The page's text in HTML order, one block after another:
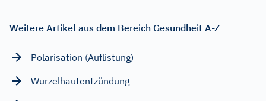
Weitere Artikel aus dem Bereich Gesundheit A-Z
Polarisation (Auflistung)
Wurzelhautentzündung